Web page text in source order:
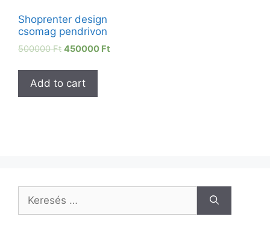
Shoprenter design
csomag pendrivon
500000Ft 450000 Ft
Add to cart